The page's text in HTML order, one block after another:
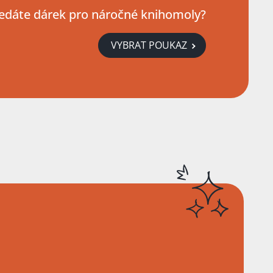
dárek pro náročné knihomoly?
VYBRAT POUKAZ